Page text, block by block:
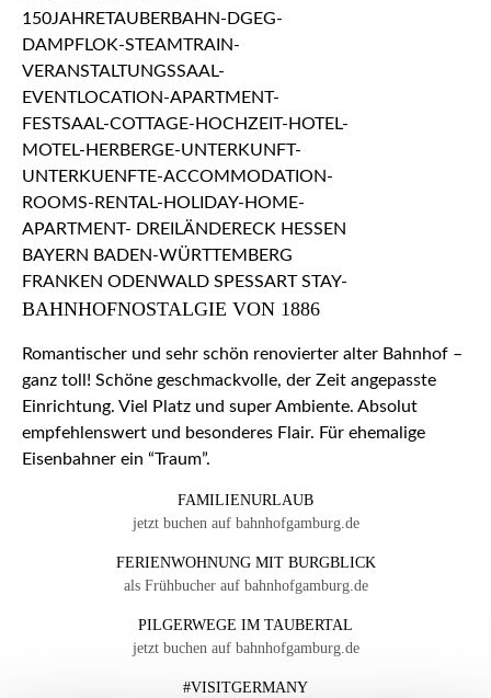
BAHNHOFNOSTALGIE VON 1886
Romantischer und sehr schön renovierter alter Bahnhof –
ganz toll! Schöne geschmackvolle, der Zeit angepasste
Einrichtung. Viel Platz und super Ambiente. Absolut
empfehlenswert und besonderes Flair. Für ehemalige
Eisenbahner ein “Traum”.
FAMILIENURLAUB
jetzt buchen auf bahnhofgamburg.de
FERIENWOHNUNG MIT BURGBLICK
als Frühbucher auf bahnhofgamburg.de
PILGERWEGE IM TAUBERTAL
jetzt buchen auf bahnhofgamburg.de
#VISITGERMANY